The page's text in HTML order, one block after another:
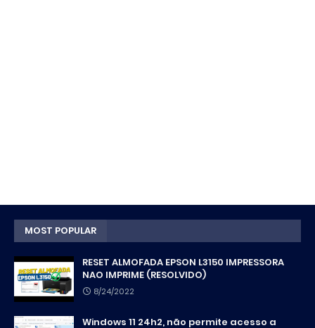
MOST POPULAR
RESET ALMOFADA EPSON L3150 IMPRESSORA
NAO IMPRIME (RESOLVIDO)
8/24/2022
Windows 11 24h2, não permite acesso a